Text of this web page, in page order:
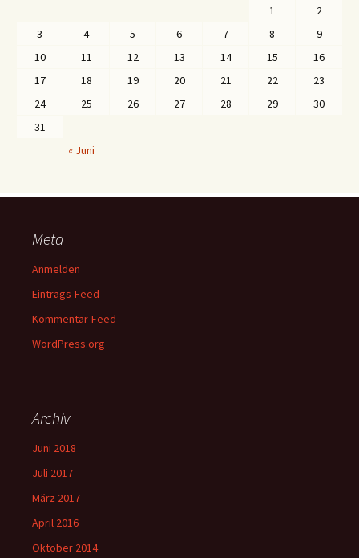
1
2
3
4 5 6 7 8
9
10
11 12 13 14 15
16
17
18 19 20 21 22
23
24
25 26 27 28 29
30
31
« Juni
Meta
Anmelden
Eintrags-Feed
Kommentar-Feed
WordPress.org
Archiv
Juni 2018
Juli 2017
März 2017
April 2016
Oktober 2014